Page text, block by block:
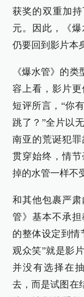
获奖的双重加
元。因此，《
仍要回到影片本
《爆水管》的
容上看，影片
短评所言，“你
跳了？”全片以
南亚的荒诞犯
贯穿始终，情
掉的水管一样不
和其他包裹严
管》基本不承
的整体设定到情
观众笑”就是影
并没有选择在
去，而是试图在